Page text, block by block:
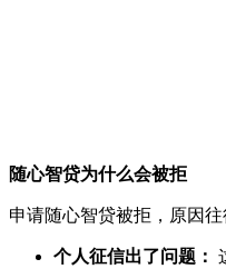
随心智贷为什么会被拒
申请随心智贷被拒，原因
个人征信出了问题：